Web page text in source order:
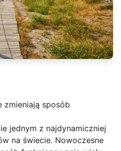
zmieniają sposób
jednym z najdynamiczniej
na świecie. Nowoczesne